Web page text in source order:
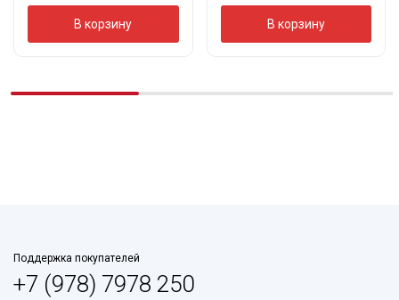
В корзину В корзину
Поддержка покупателей
+7 (978) 7978 250